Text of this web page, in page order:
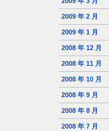
2009 年 2 月
2009 年 1 月
2008 年 12 月
2008 年 11 月
2008 年 10 月
2008 年 9 月
2008 年 8 月
2008 年 7 月